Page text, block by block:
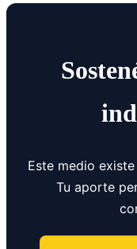
Este medio
Tu aporte